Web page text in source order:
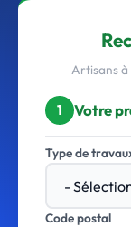
Artisans à
1 Votre
Type de
Code postal